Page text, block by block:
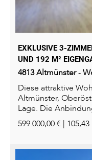
EXKLUSIVE 3-
UND 192 M²
4813Altmünster-
Diese attraktive
Altmünster,
Lage. Die
Fuß erreichbar...
599.000,00 € | 105,43